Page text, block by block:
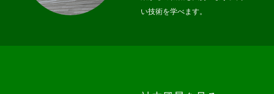
い技術を学べます。